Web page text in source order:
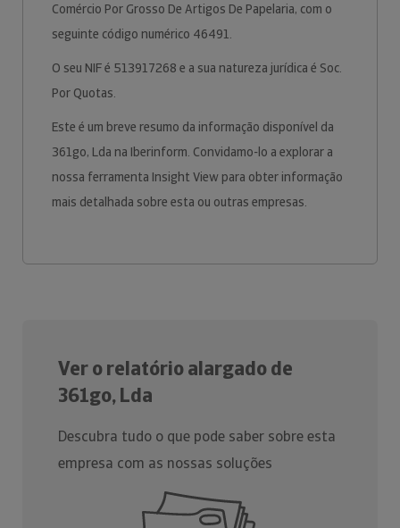
Comércio Por Grosso De Artigos De Papelaria, com o
seguinte código numérico 46491.
O seu NIF é 513917268 e a sua natureza jurídica é Soc.
Por Quotas.
Este é um breve resumo da informação disponível da
361go, Lda na Iberinform. Convidamo-lo a explorar a
nossa ferramenta Insight View para obter informação
mais detalhada sobre esta ou outras empresas.
Ver o relatório alargado de
361go, Lda
Descubra tudo o que pode saber sobre esta
empresa com as nossas soluções